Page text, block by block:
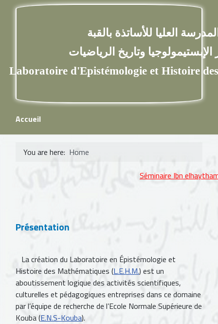
العليا للأساتذة بالقبة
وتاريخ الرياضيات
d'Epistémologie et
Accueil
You are here: Home
Séminaire Ibn elhaytham
Présentation
La création du Laboratoire en Épistémologie et
Histoire des Mathématiques (L.E.H.M.) est un
aboutissement logique des activités scientifiques,
culturelles et pédagogiques entreprises dans ce domaine
par l’équipe de recherche de l’Ecole Normale Supérieure de
Kouba (E.N.S-Kouba).